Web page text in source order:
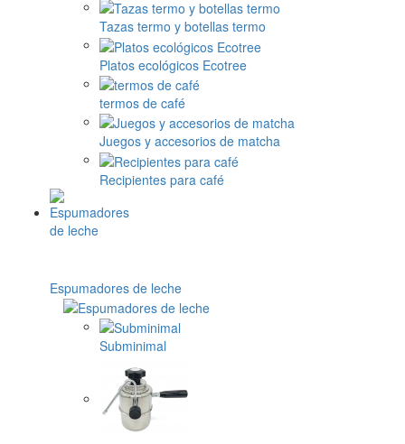
Tazas termo y botellas termo
Platos ecológicos Ecotree
termos de café
Juegos y accesorios de matcha
Recipientes para café
Espumadores de leche
Subminimal